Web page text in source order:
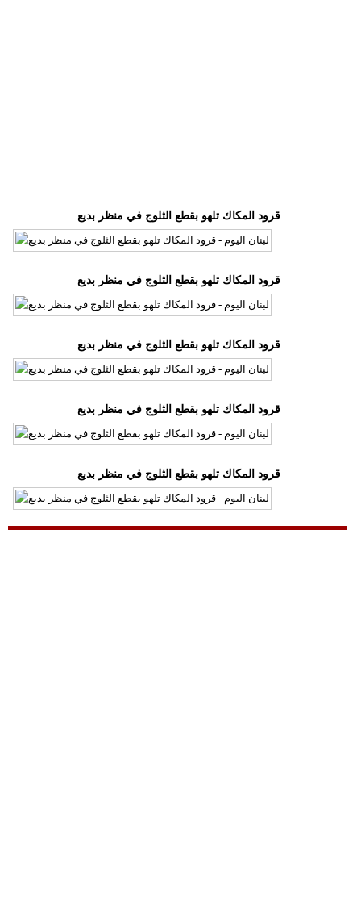
إسلامية
وتكنولوجيا
مدوَّنات
فيديو
قرود المكاك تلهو بقطع الثلوج في منظر بديع
قرود المكاك تلهو بقطع الثلوج في منظر بديع
قرود المكاك تلهو بقطع الثلوج في منظر بديع
قرود المكاك تلهو بقطع الثلوج في منظر بديع
قرود المكاك تلهو بقطع الثلوج في منظر بديع